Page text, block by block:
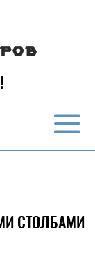
СТОЛБАМИ